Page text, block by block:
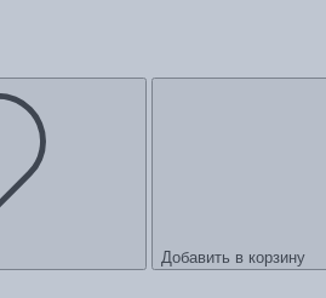
Добавить в корзину